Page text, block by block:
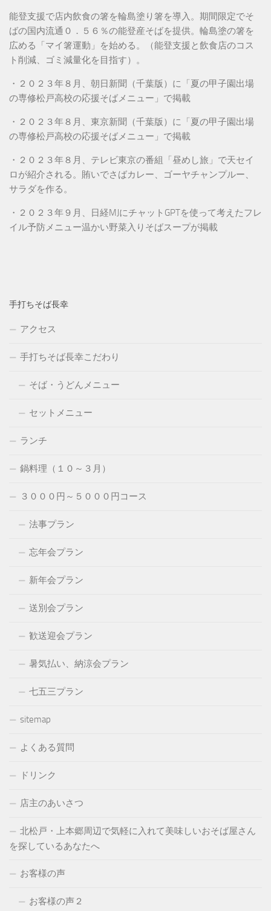
能登支援で店内飲食の箸を輪島塗り箸を導入。期間限定でそ
ばの国内流通０．５６％の能登産そばを提供。輪島塗の箸を
広める「マイ箸運動」を始める。（能登支援と飲食店のコス
ト削減、ゴミ減量化を目指す）。
・２０２３年８月、朝日新聞（千葉版）に「夏の甲子園出場
の専修松戸高校の応援そばメニュー」で掲載
・２０２３年８月、東京新聞（千葉版）に「夏の甲子園出場
の専修松戸高校の応援そばメニュー」で掲載
・２０２３年８月、テレビ東京の番組「昼めし旅」で天セイ
ロが紹介される。賄いでさばカレー、ゴーヤチャンプルー、
サラダを作る。
・２０２３年９月、日経MJにチャットGPTを使って考えたフレ
イル予防メニュー温かい野菜入りそばスープが掲載
手打ちそば長幸
アクセス
手打ちそば長幸こだわり
そば・うどんメニュー
セットメニュー
ランチ
鍋料理（１０～３月）
３０００円～５０００円コース
法事プラン
忘年会プラン
新年会プラン
送別会プラン
歓送迎会プラン
暑気払い、納涼会プラン
七五三プラン
sitemap
よくある質問
ドリンク
店主のあいさつ
北松戸・上本郷周辺で気軽に入れて美味しいおそば屋さん
を探しているあなたへ
お客様の声
お客様の声２